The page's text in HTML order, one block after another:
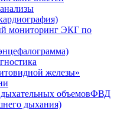
мониторинг ЭКГ по
железы»
дыхательных объемовФВД
дыхания)